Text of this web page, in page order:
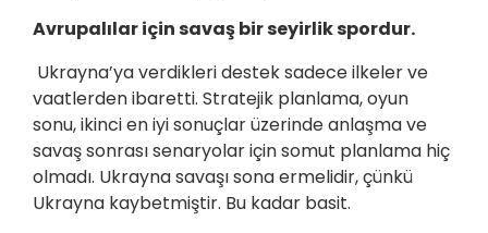
Avrupalılar için savaş bir seyirlik spordur.
Ukrayna’ya verdikleri destek sadece ilkeler ve
vaatlerden ibaretti. Stratejik planlama, oyun
sonu, ikinci en iyi sonuçlar üzerinde anlaşma ve
savaş sonrası senaryolar için somut planlama hiç
olmadı. Ukrayna savaşı sona ermelidir, çünkü
Ukrayna kaybetmiştir. Bu kadar basit.